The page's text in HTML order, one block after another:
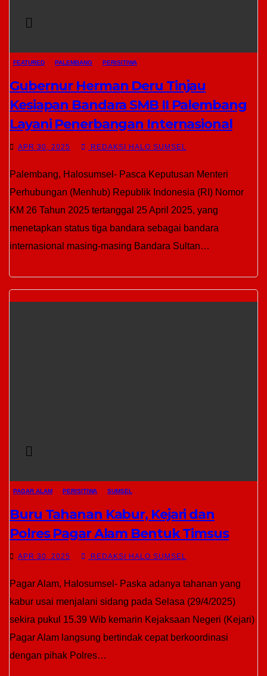
FEATURED PALEMBANG PERISITIWA
Gubernur Herman Deru Tinjau
Kesiapan Bandara SMB II Palembang
Layani Penerbangan Internasional
APR 30, 2025 REDAKSI HALO SUMSEL
Palembang, Halosumsel- Pasca Keputusan Menteri
Perhubungan (Menhub) Republik Indonesia (RI) Nomor
KM 26 Tahun 2025 tertanggal 25 April 2025, yang
menetapkan status tiga bandara sebagai bandara
internasional masing-masing Bandara Sultan…
PAGAR ALAM PERISITIWA SUMSEL
Buru Tahanan Kabur, Kejari dan
Polres Pagar Alam Bentuk Timsus
APR 30, 2025 REDAKSI HALO SUMSEL
Pagar Alam, Halosumsel- Paska adanya tahanan yang
kabur usai menjalani sidang pada Selasa (29/4/2025)
sekira pukul 15.39 Wib kemarin Kejaksaan Negeri (Kejari)
Pagar Alam langsung bertindak cepat berkoordinasi
dengan pihak Polres…